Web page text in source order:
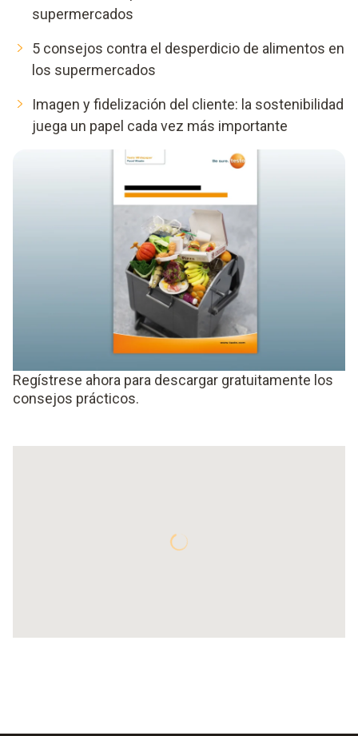
supermercados
5 consejos contra el desperdicio de alimentos en
los supermercados
Imagen y fidelización del cliente: la sostenibilidad
juega un papel cada vez más importante
Regístrese ahora para descargar gratuitamente los
consejos prácticos.